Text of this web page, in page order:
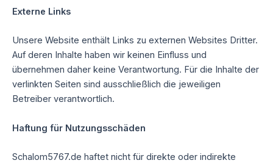
Externe Links
Unsere Website enthält Links zu externen Websites Dritter.
Auf deren Inhalte haben wir keinen Einfluss und
übernehmen daher keine Verantwortung. Für die Inhalte der
verlinkten Seiten sind ausschließlich die jeweiligen
Betreiber verantwortlich.
Haftung für Nutzungsschäden
Schalom5767.de haftet nicht für direkte oder indirekte